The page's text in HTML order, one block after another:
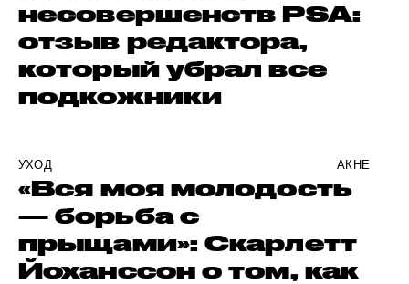
несовершенств PSA:
отзыв редактора,
который убрал все
подкожники
УХОД АКНЕ
«Вся моя молодость
— борьба с
прыщами»: Скарлетт
Йоханссон о том, как